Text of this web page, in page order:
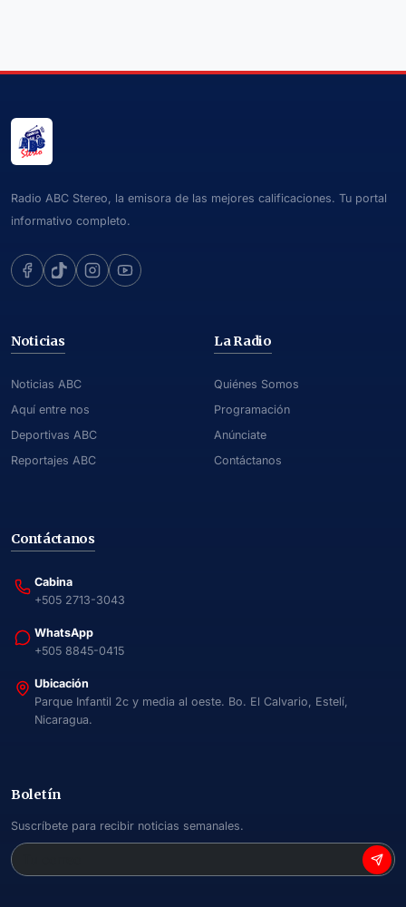
Radio ABC Stereo, la emisora de las mejores calificaciones. Tu portal
informativo completo.
Noticias
Noticias ABC
Aquí entre nos
Deportivas ABC
Reportajes ABC
La Radio
Quiénes Somos
Programación
Anúnciate
Contáctanos
Contáctanos
Cabina
+505 2713-3043
WhatsApp
+505 8845-0415
Ubicación
Parque Infantil 2c y media al oeste. Bo. El Calvario, Estelí,
Nicaragua.
Boletín
Suscríbete para recibir noticias semanales.